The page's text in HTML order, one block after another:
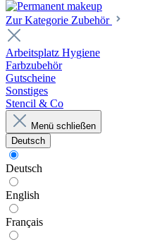
Zur Kategorie Zubehör
Arbeitsplatz Hygiene
Farbzubehör
Gutscheine
Sonstiges
Stencil & Co
Menü schließen
Deutsch
Deutsch
English
Français